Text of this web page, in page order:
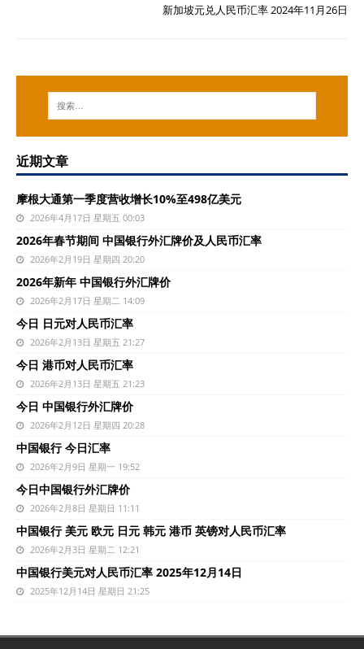
新加坡元兑人民币汇率 2024年11月26日
近期文章
摩根大通第一季度营收增长10%至498亿美元
2026年4月17日 星期五 00:03
2026年春节期间 中国银行外汇牌价及人民币汇率
2026年2月19日 星期四 20:20
2026年新年 中国银行外汇牌价
2026年2月17日 星期二 14:09
今日 日元对人民币汇率
2026年2月13日 星期五 21:27
今日 港币对人民币汇率
2026年2月13日 星期五 21:23
今日 中国银行外汇牌价
2026年2月12日 星期四 20:28
中国银行 今日汇率
2026年2月9日 星期一 19:52
今日中国银行外汇牌价
2026年2月8日 星期日 11:11
中国银行 美元 欧元 日元 韩元 港币 英镑对人民币汇率
2026年2月3日 星期二 12:21
中国银行美元对人民币汇率 2025年12月14日
2025年12月14日 星期日 21:25